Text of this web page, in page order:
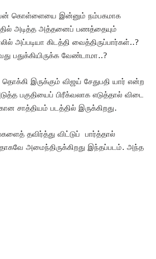
கொள்ளையை இன்னும் நம்பகமாக
அடித்த அத்தனைப் பணத்தையும்
அப்படியா கிடத்தி வைத்திருப்பார்கள்..?
பதுக்கியிருக்க வேண்டாமா..?
இருக்கும் விஜய் சேதுபதி யார் என்ற
பகுதியைப் பிரீக்வலாக எடுத்தால் விடை
சாத்தியம் படத்தில் இருக்கிறது.
தவிர்த்து விட்டுப் பார்த்தால்
அமைந்திருக்கிறது இந்தப்படம். அந்த